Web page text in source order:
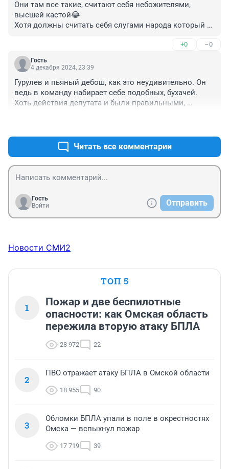
Они там все такие, считают себя небожителями,
высшей кастой😂
Хотя должны считать себя слугами народа который
+0 –0
Гость
4 декабря 2024, 23:39
Гурулев и пьяный дебош, как это неудивительно. Он
ведь в команду набирает себе подобных, бухачей.
Хоть действия депутата и были правильными,
Читать все комментарии
Гость
Войти
Отправить
Новости СМИ2
ТОП 5
1
Пожар и две беспилотные
опасности: как Омская область
пережила вторую атаку БПЛА
28 972 22
2
ПВО отражает атаку БПЛА в Омской области
18 955 90
3
Обломки БПЛА упали в поле в окрестностях
Омска — вспыхнул пожар
17 719 39